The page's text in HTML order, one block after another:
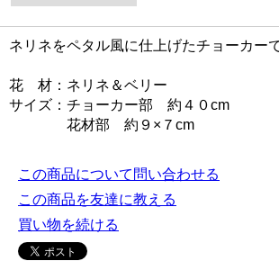
ネリネをペタル風に仕上げたチョーカー
花 材：ネリネ＆ベリー
サイズ：チョーカー部 約４０cm
花材部 約９×７cm
この商品について問い合わせる
この商品を友達に教える
買い物を続ける